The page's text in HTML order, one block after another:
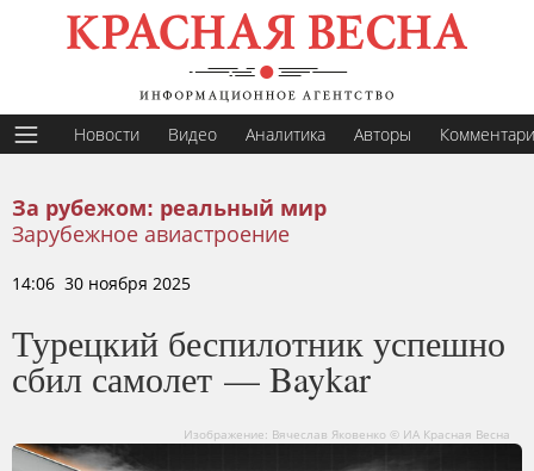
Новости Видео Аналитика Авторы
За рубежом: реальный мир
Зарубежное авиастроение
14:06 30 ноября 2025
Турецкий беспилотник успешно
сбил самолет — Baykar
Изображение: Вячеслав Яковенко © ИА Красная Весна